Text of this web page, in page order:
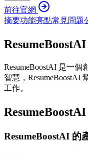
前往官網
摘要功能亮點常見問題
ResumeBoostAI 是一
智慧，
工作。
ResumeBoostAI 的